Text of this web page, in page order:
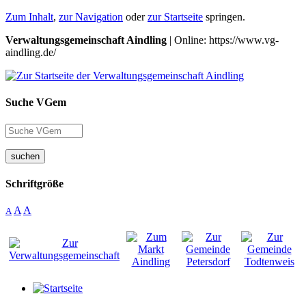
Zum Inhalt, zur Navigation oderzur Startseite springen.
Verwaltungsgemeinschaft Aindling | Online: https://www.vg-
aindling.de/
Suche VGem
suchen
Schriftgröße
A A A